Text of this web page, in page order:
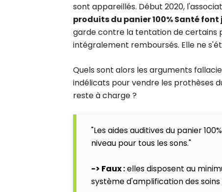
sont appareillés. Début 2020,
produits du panier 100% Santé
garde contre la tentation de certains
intégralement remboursés. Elle ne
Quels sont alors les arguments
indélicats pour vendre les prothèses
reste à charge ?
"Les aides auditives du panier
niveau pour tous les sons."
-> Faux :elles disposent au
système d'amplification des soins